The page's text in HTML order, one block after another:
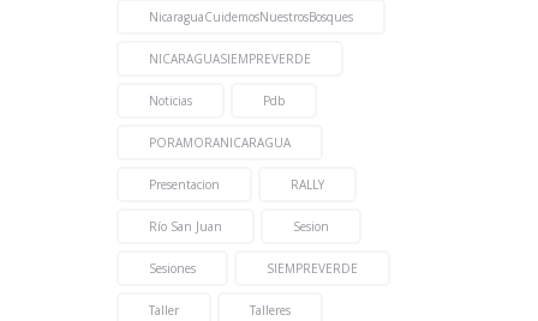
NicaraguaCuidemosNuestrosBosques
NICARAGUASIEMPREVERDE
Noticias Pdb
PORAMORANICARAGUA
Presentacion RALLY
Río San Juan Sesion
Sesiones SIEMPREVERDE
Taller Talleres